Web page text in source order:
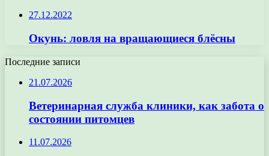
27.12.2022
Окунь: ловля на вращающиеся блёсны
Последние записи
21.07.2026
Ветеринарная служба клиники, как забота о
состоянии питомцев
11.07.2026